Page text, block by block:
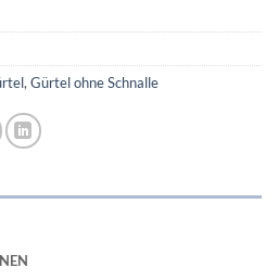
,Gürtel ohne Schnalle